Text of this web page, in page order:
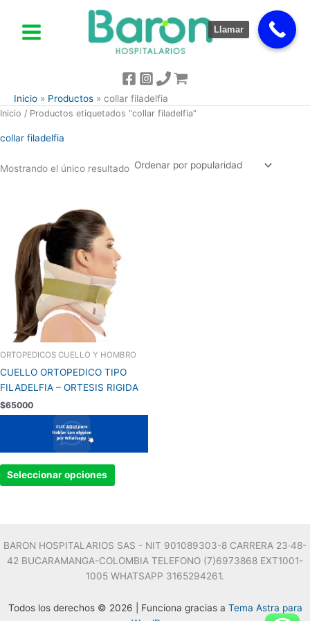
contenido
Inicio Productos collar filadelfia
Inicio / Productos etiquetados “collar filadelfia”
collar filadelfia
Mostrando el único resultado
ORTOPEDICOS CUELLO Y HOMBRO
CUELLO ORTOPEDICO TIPO
FILADELFIA – ORTESIS RIGIDA
$65000
Seleccionar opciones
múltiples
variantes.
Las
en
la
página
producto
BARON HOSPITALARIOS SAS - NIT 901089303-8 CARRERA 23·48-
42 BUCARAMANGA-COLOMBIA TELEFONO (7)6973868 EXT1001-
1005 WHATSAPP 3165294261.
Todos los derechos © 2026 | Funciona gracias a Tema Astra para
Llamar